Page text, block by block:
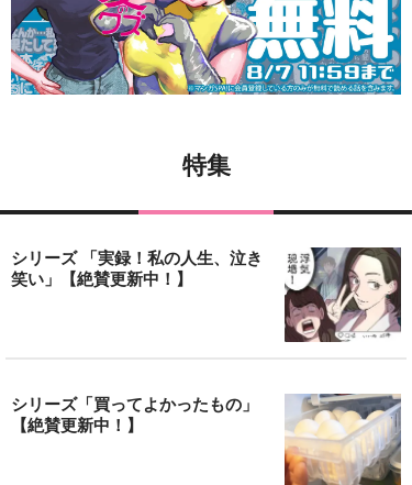
特集
シリーズ 「実録！私の人生、泣き
笑い」【絶賛更新中！】
シリーズ「買ってよかったもの」
【絶賛更新中！】